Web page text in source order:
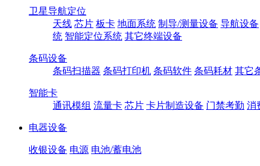
卫星导航定位
天线 芯片 板卡 地面系统 制导/测量设备 导航设备
统 智能定位系统 其它终端设备
条码设备
条码扫描器 条码打印机 条码软件 条码耗材 其它
智能卡
通讯模组 流量卡 芯片 卡片制造设备 门禁考勤 消
电器设备
收银设备 电源 电池/蓄电池